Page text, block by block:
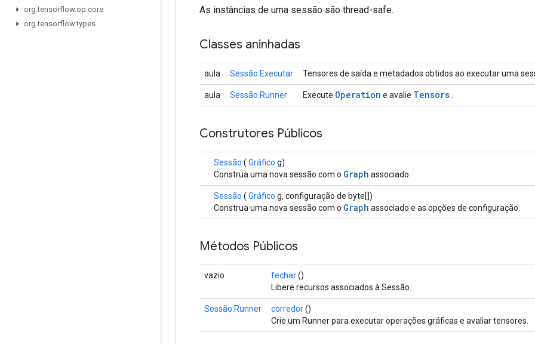
org.tensorflow.op.core
org.tensorflow.types
As instâncias de uma sessão são thread-safe.
Classes aninhadas
aula Sessão.Executar Tensores de saída e metadados obtidos ao executar uma
aula Sessão.Runner Execute Operation e avalie Tensors
Construtores Públicos
Sessão ( Gráfico g)
Construa uma nova sessão com o Graph associado.
Sessão ( Gráfico g, configuração de byte[])
Construa uma nova sessão com o Graph associado e as opções de configuração.
Métodos Públicos
vazio fechar()
Libere recursos associados à Sessão.
Sessão.Runner corredor()
Crie um Runner para executar operações gráficas e avaliar tensores.